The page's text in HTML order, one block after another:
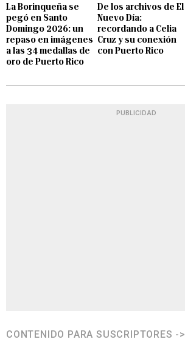
La Borinqueña se
pegó en Santo
Domingo 2026: un
repaso en imágenes
a las 34 medallas de
oro de Puerto Rico
De los archivos de El
Nuevo Día:
recordando a Celia
Cruz y su conexión
con Puerto Rico
PUBLICIDAD
CONTENIDO PARA SUSCRIPTORES ->